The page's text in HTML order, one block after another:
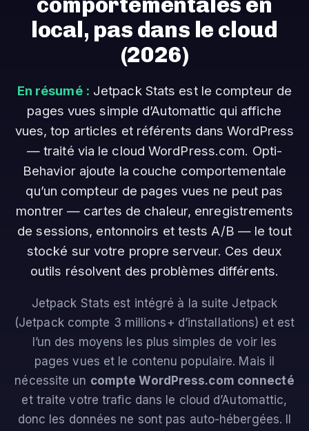
local, pas dans le cloud
(2026)
En résumé : Jetpack Stats est le compteur de
pages vues simple d’Automattic qui affiche
vues, top articles et référents dans WordPress
— traité via le cloud WordPress.com. Opti-
Behavior ajoute la couche comportementale
qu’un compteur de pages vues ne peut pas
montrer — cartes de chaleur, enregistrements
de sessions, entonnoirs et tests A/B — le tout
stocké sur votre propre serveur. Ces deux
outils résolvent des problèmes différents.
Jetpack Stats est intégré à la suite Jetpack
(Jetpack compte 3 millions+ d’installations) et est
l’un des moyens les plus simples de voir les
pages vues et le contenu populaire. Mais il
nécessite un compte WordPress.com connecté
et traite votre trafic dans le cloud d’Automattic,
donc les données ne sont pas auto-hébergées. Il